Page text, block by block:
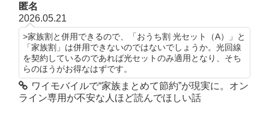
匿名
2026.05.21
>家族割と併用できるので、「おうち割 光セット（A）」と
「家族割」は併用できないのではないでしょうか。光回線
を契約しているのであれば光セットのみ適用となり、そち
らのほうがお得なはずです。
ワイモバイルで“家族まとめて節約”が現実に。オン
ライン専用が不安な人ほど読んでほしい話